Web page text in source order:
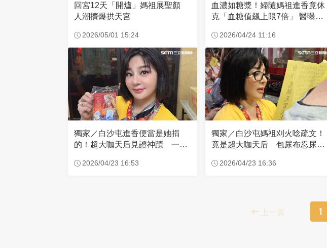
回宮12天「開爐」媽祖展聖顏
人潮擠爆拱天宮
2026/05/01 15:24
血濃如糖漿！婦隨媽祖進香竟休
克「血糖值飆上限7倍」 醫曝原
2026/04/24 11:16
獨家／白沙屯進香便當是她捐
的！超大咖天后見證神蹟 一靠
2026/04/23 16:53
獨家／白沙屯媽祖刈火唸疏文！
竟是超大咖天后 包尿布忍尿5
2026/04/23 16:36
上一頁 1